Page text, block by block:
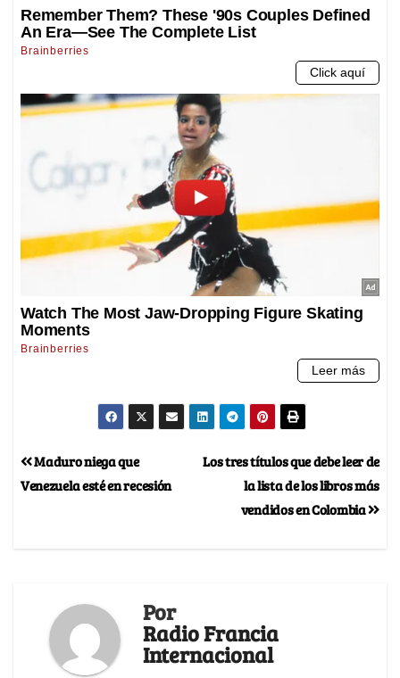
Los tres títulos que debe leer de
la lista de los libros más
vendidos en Colombia
Maduro niega que
Venezuela esté en recesión
Por
Radio Francia
Internacional